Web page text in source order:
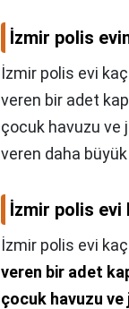
İzmir polis
İzmir polis evi
veren bir adet
çocuk havuzu ve
veren daha
İzmir polis evi
İzmir polis evi
veren bir adet
çocuk havuzu